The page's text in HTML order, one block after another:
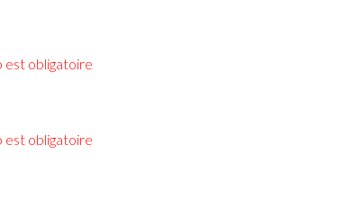
est obligatoire
est obligatoire